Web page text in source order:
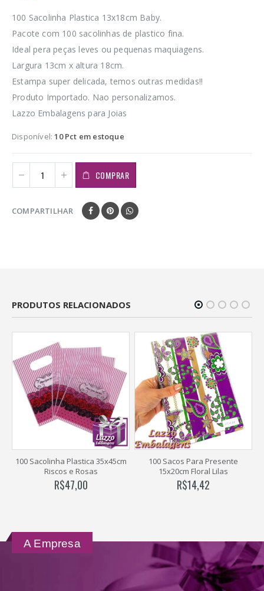
100 Sacolinha Plastica 13x18cm Baby.
Pacote com 100 sacolinhas de plastico fina.
Ideal pera peças leves ou pequenas maquiagens.
Largura 13cm x altura 18cm.
Estampa super delicada, temos outras medidas!!
Produto Importado. Nao personalizamos.
Lazzo Embalagens para Joias
Disponível:10 Pct em estoque
COMPRAR
COMPARTILHAR
PRODUTOS RELACIONADOS
100 Sacos Para Presente
15x20cm Floral Lilas
R$14,42
200 Laços Magico 12mm Preto
R$19,50
A Empresa